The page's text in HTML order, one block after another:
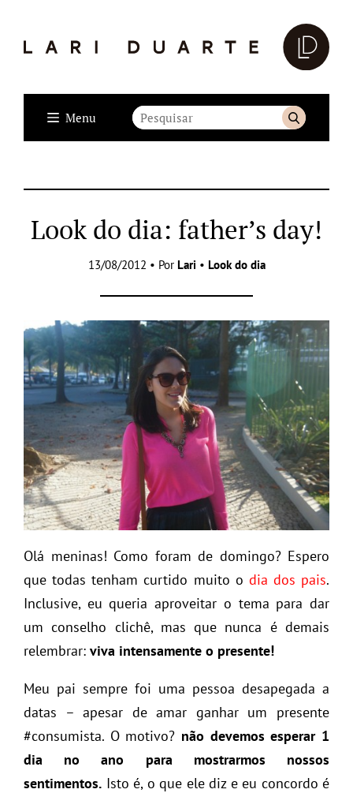
Menu
Look do dia: father’s day!
13/08/2012 • Por Lari • Look do dia
Olá meninas! Como foram de domingo? Espero
que todas tenham curtido muito o dia dos pais.
Inclusive, eu queria aproveitar o tema para dar
um conselho clichê, mas que nunca é demais
relembrar: viva intensamente o presente!
Meu pai sempre foi uma pessoa desapegada a
datas – apesar de amar ganhar um presente
#consumista. O motivo? não devemos esperar 1
dia no ano para mostrarmos nossos
sentimentos. Isto é, o que ele diz e eu concordo é